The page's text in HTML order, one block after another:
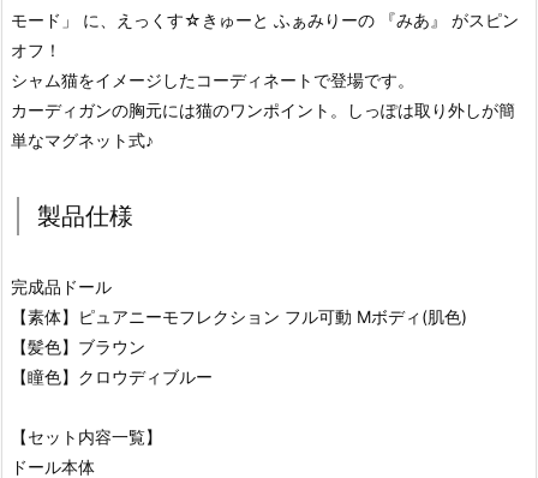
モード」 に、えっくす☆きゅーと ふぁみりーの 『みあ』 がスピン
オフ！
シャム猫をイメージしたコーディネートで登場です。
カーディガンの胸元には猫のワンポイント。しっぽは取り外しが簡
単なマグネット式♪
製品仕様
完成品ドール
【素体】ピュアニーモフレクション フル可動 Mボディ(肌色)
【髪色】ブラウン
【瞳色】クロウディブルー
【セット内容一覧】
ドール本体